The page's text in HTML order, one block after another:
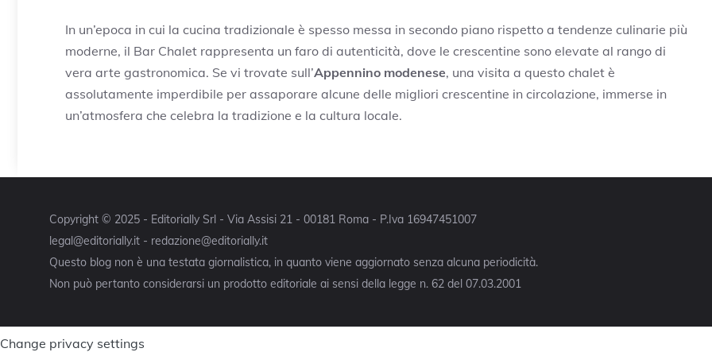
In un’epoca in cui la cucina tradizionale è spesso messa in secondo piano rispetto a tendenze culinarie più
moderne, il Bar Chalet rappresenta un faro di autenticità, dove le crescentine sono elevate al rango di
vera arte gastronomica. Se vi trovate sull’Appennino modenese, una visita a questo chalet è
assolutamente imperdibile per assaporare alcune delle migliori crescentine in circolazione, immerse in
un’atmosfera che celebra la tradizione e la cultura locale.
Copyright © 2025 - Editorially Srl - Via Assisi 21 - 00181 Roma - P.Iva 16947451007
legal@editorially.it - redazione@editorially.it
Questo blog non è una testata giornalistica, in quanto viene aggiornato senza alcuna periodicità.
Non può pertanto considerarsi un prodotto editoriale ai sensi della legge n. 62 del 07.03.2001
Change privacy settings